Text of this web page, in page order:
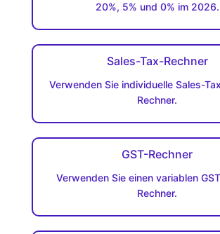
20%, 5% und 0% im 2026.
Sales-Tax-Rechner
Verwenden Sie individuelle Sales-
Rechner.
GST-Rechner
Verwenden Sie einen variablen
Rechner.